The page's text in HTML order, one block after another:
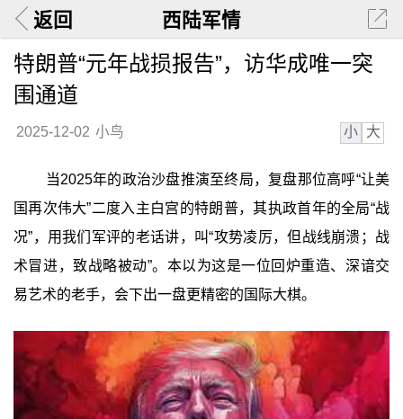
返回 西陆军情
特朗普“元年战损报告”，访华成唯一突
围通道
2025-12-02 小鸟 小 大
当2025年的政治沙盘推演至终局，复盘那位高呼“让美
国再次伟大”二度入主白宫的特朗普，其执政首年的全局“战
况”，用我们军评的老话讲，叫“攻势凌厉，但战线崩溃；战
术冒进，致战略被动”。本以为这是一位回炉重造、深谙交
易艺术的老手，会下出一盘更精密的国际大棋。